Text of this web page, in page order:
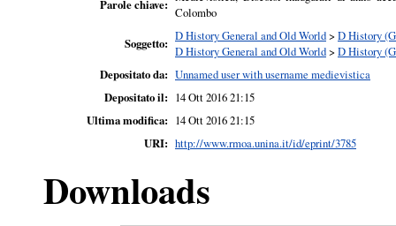
Parole chiave: Colombo
Soggetto: D History General and Old World> D History
D History General and Old World> D History
Depositato da: Unnamed user with username medievistica
Depositato il: 14 Ott 2016 21:15
Ultima modifica: 14 Ott 2016 21:15
URI: http://www.rmoa.unina.it/id/eprint/3785
Downloads